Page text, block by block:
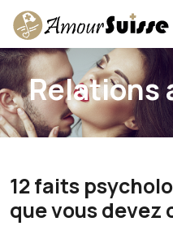
Relations
12 faits
que vous devez